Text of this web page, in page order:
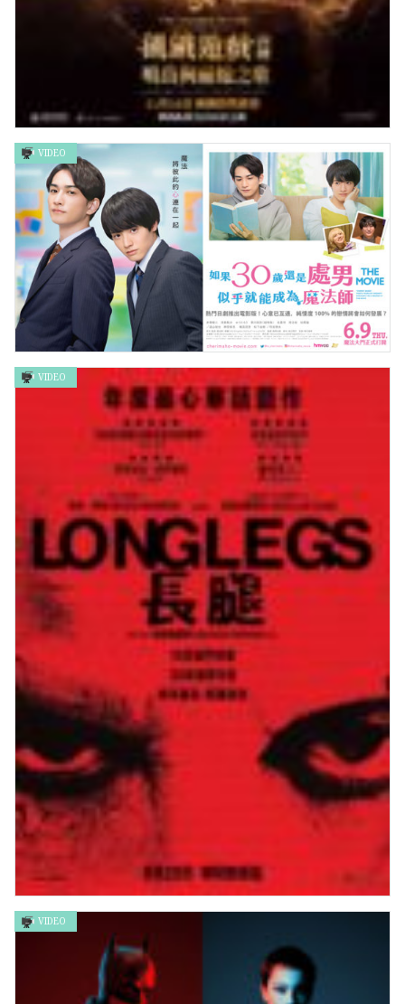
飢餓遊戲前傳：鳴鳥與靈蛇之歌 THE HUNGER GAMES:THE
BALLARD OF SONGBIRDS & SNAKES
《電影版 如果30歲還是處男，似乎就能成為魔法師》
VIDEO
長腿 Longlegs
VIDEO
VIDEO